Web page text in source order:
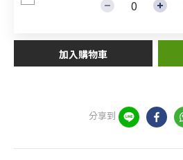
加入購物車
分享到